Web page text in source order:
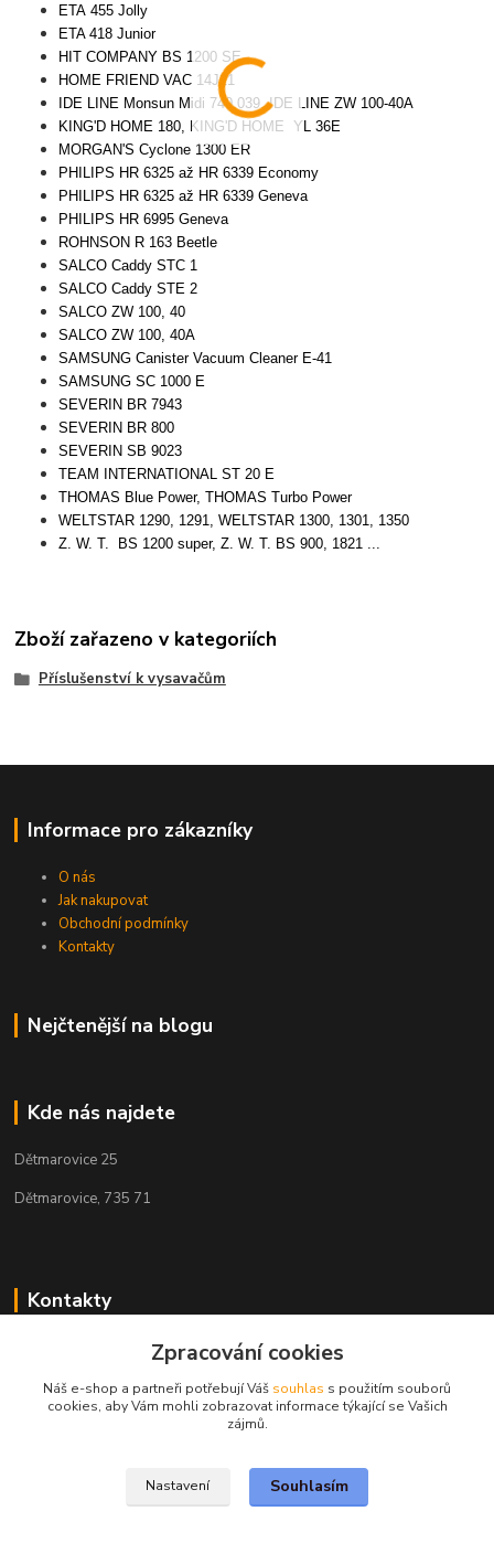
ETA 455 Jolly
ETA 418 Junior
HIT COMPANY BS 1200 SE
HOME FRIEND VAC 14J21
IDE LINE Monsun Midi 740.039, IDE LINE ZW 100-40A
KING'D HOME 180, KING'D HOME YL 36E
MORGAN'S Cyclone 1300 ER
PHILIPS HR 6325 až HR 6339 Economy
PHILIPS HR 6325 až HR 6339 Geneva
PHILIPS HR 6995 Geneva
ROHNSON R 163 Beetle
SALCO Caddy STC 1
SALCO Caddy STE 2
SALCO ZW 100, 40
SALCO ZW 100, 40A
SAMSUNG Canister Vacuum Cleaner E-41
SAMSUNG SC 1000 E
SEVERIN BR 7943
SEVERIN BR 800
SEVERIN SB 9023
TEAM INTERNATIONAL ST 20 E
THOMAS Blue Power, THOMAS Turbo Power
WELTSTAR 1290, 1291, WELTSTAR 1300, 1301, 1350
Z. W. T. BS 1200 super, Z. W. T. BS 900, 1821 ...
Zboží zařazeno v kategoriích
Příslušenství k vysavačům
Informace pro zákazníky
O nás
Jak nakupovat
Obchodní podmínky
Kontakty
Nejčtenější na blogu
Kde nás najdete
Dětmarovice 25
Dětmarovice, 735 71
Kontakty
+420 731 444 327
obchod@volak.net
Zpracování cookies
Náš e-shop a partneři potřebují Váš souhlas s použitím souborů
cookies, aby Vám mohli zobrazovat informace týkající se Vašich
zájmů.
Nastavení Souhlasím